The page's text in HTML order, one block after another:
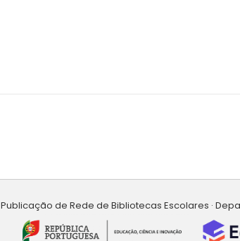
Publicação de Rede de Bibliotecas Escolares ·